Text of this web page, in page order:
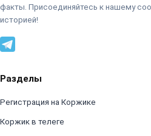
факты. Присоединяйтесь к нашему
историей!
Разделы
Регистрация на Коржике
Коржик в телеге